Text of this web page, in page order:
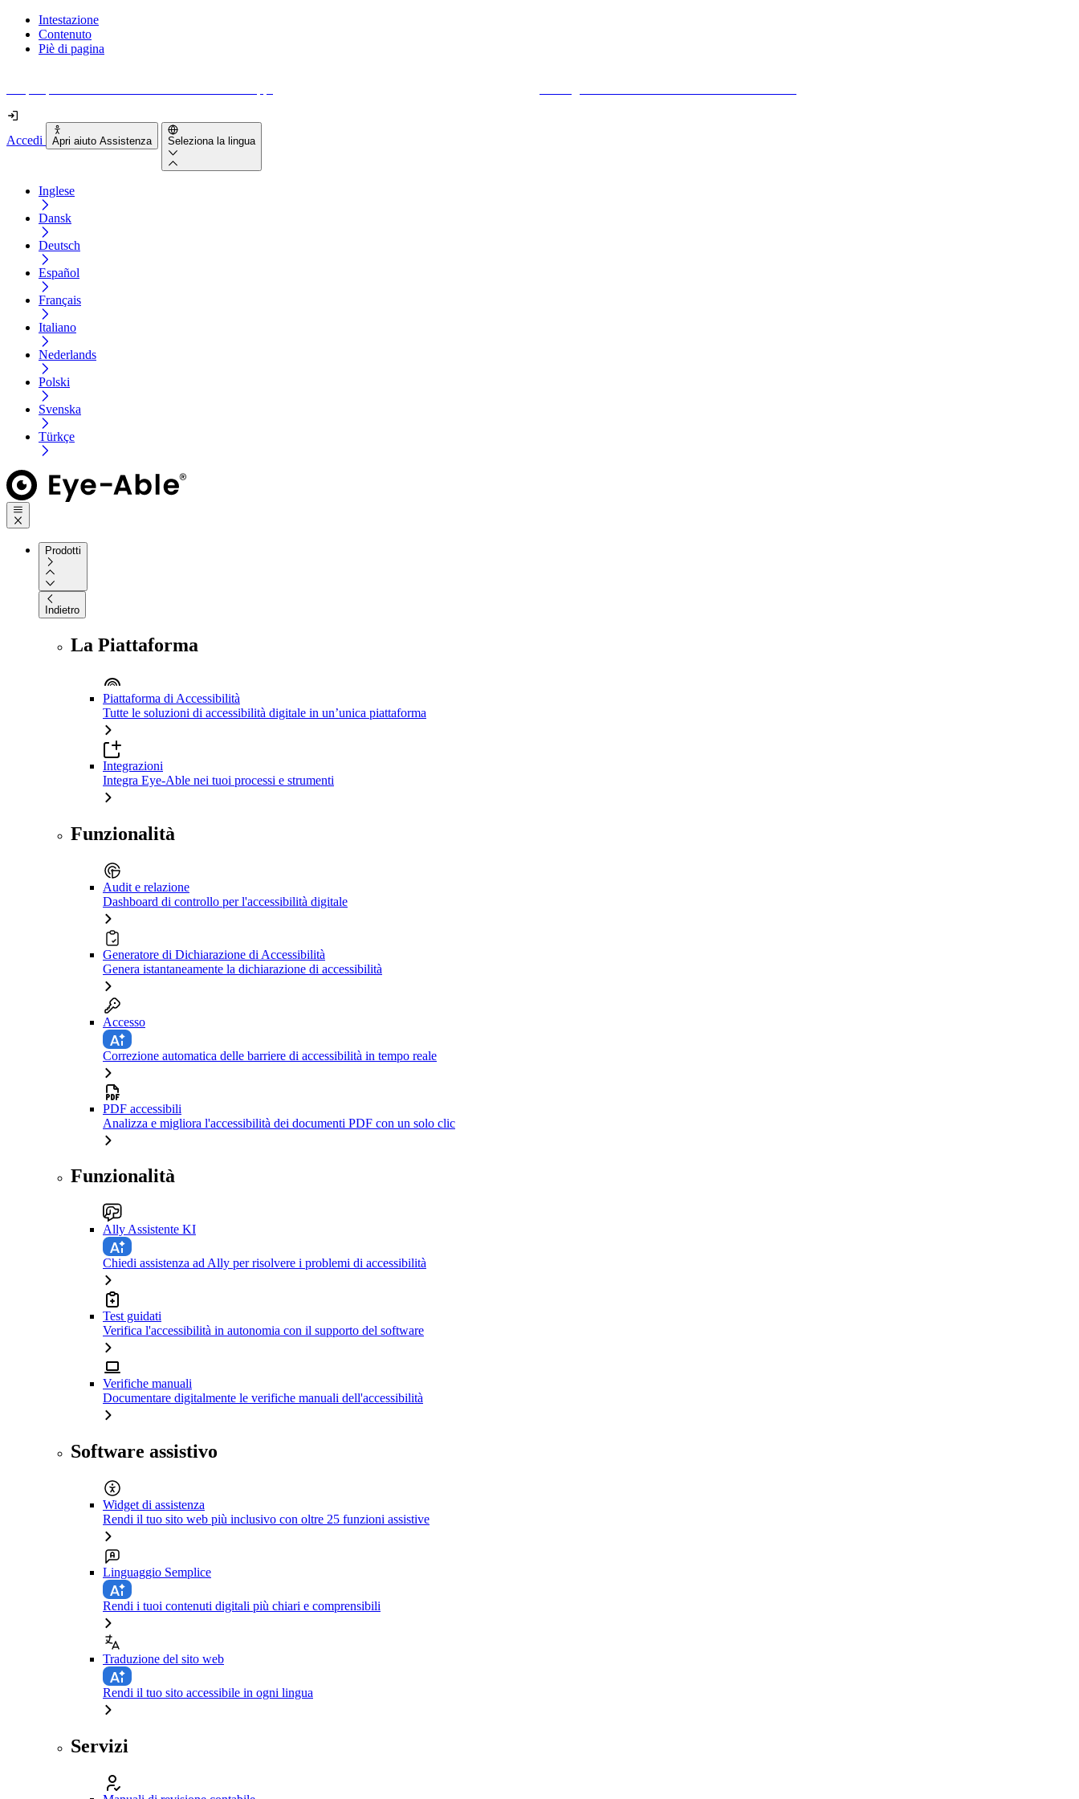
Intestazione
Contenuto
Piè di pagina
Accedi Apri aiuto Assistenza Seleziona la lingua
Inglese
Dansk
Deutsch
Español
Français
Italiano
Nederlands
Polski
Svenska
Türkçe
Prodotti
Indietro
La Piattaforma
Piattaforma di Accessibilità
Tutte le soluzioni di accessibilità digitale in un’unica piattaforma
Integrazioni
Integra Eye-Able nei tuoi processi e strumenti
Funzionalità
Audit e relazione
Dashboard di controllo per l'accessibilità digitale
Generatore di Dichiarazione di Accessibilità
Genera istantaneamente la dichiarazione di accessibilità
Accesso
Correzione automatica delle barriere di accessibilità in tempo reale
PDF accessibili
Analizza e migliora l'accessibilità dei documenti PDF con un solo clic
Funzionalità
Ally Assistente KI
Chiedi assistenza ad Ally per risolvere i problemi di accessibilità
Test guidati
Verifica l'accessibilità in autonomia con il supporto del software
Verifiche manuali
Documentare digitalmente le verifiche manuali dell'accessibilità
Software assistivo
Widget di assistenza
Rendi il tuo sito web più inclusivo con oltre 25 funzioni assistive
Linguaggio Semplice
Rendi i tuoi contenuti digitali più chiari e comprensibili
Traduzione del sito web
Rendi il tuo sito accessibile in ogni lingua
Servizi